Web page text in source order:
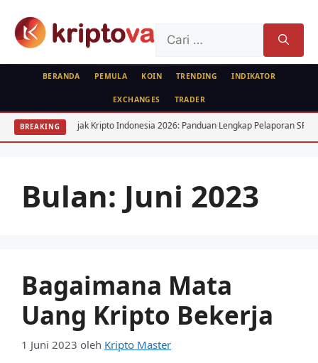
untuk:
BERANDA PEMULA KOIN TRENDING INDIKATOR
EXCHANGES TRADER
BREAKINGPajak Kripto Indonesia 2026: Panduan Lengkap Pelaporan SPT
Bulan: Juni 2023
Bagaimana Mata
Uang Kripto Bekerja
1 Juni 2023 oleh Kripto Master